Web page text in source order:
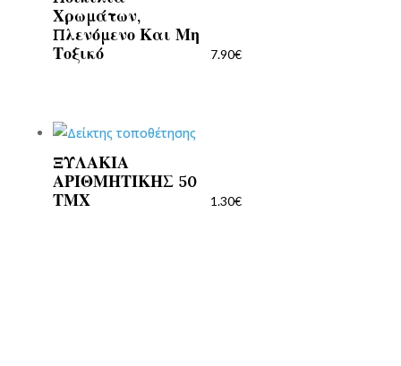
Χρωμάτων,
Πλενόμενο Και Μη
Τοξικό
7.90€
ΞΥΛΑΚΙΑ
ΑΡΙΘΜΗΤΙΚΗΣ 50
ΤΜΧ
1.30€